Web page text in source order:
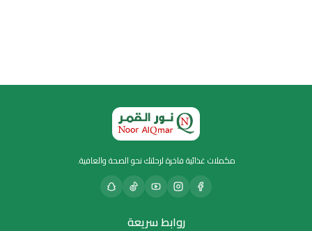
مكملات غذائية فاخرة لرحلتك نحو الصحة والعافية.
روابط سريعة